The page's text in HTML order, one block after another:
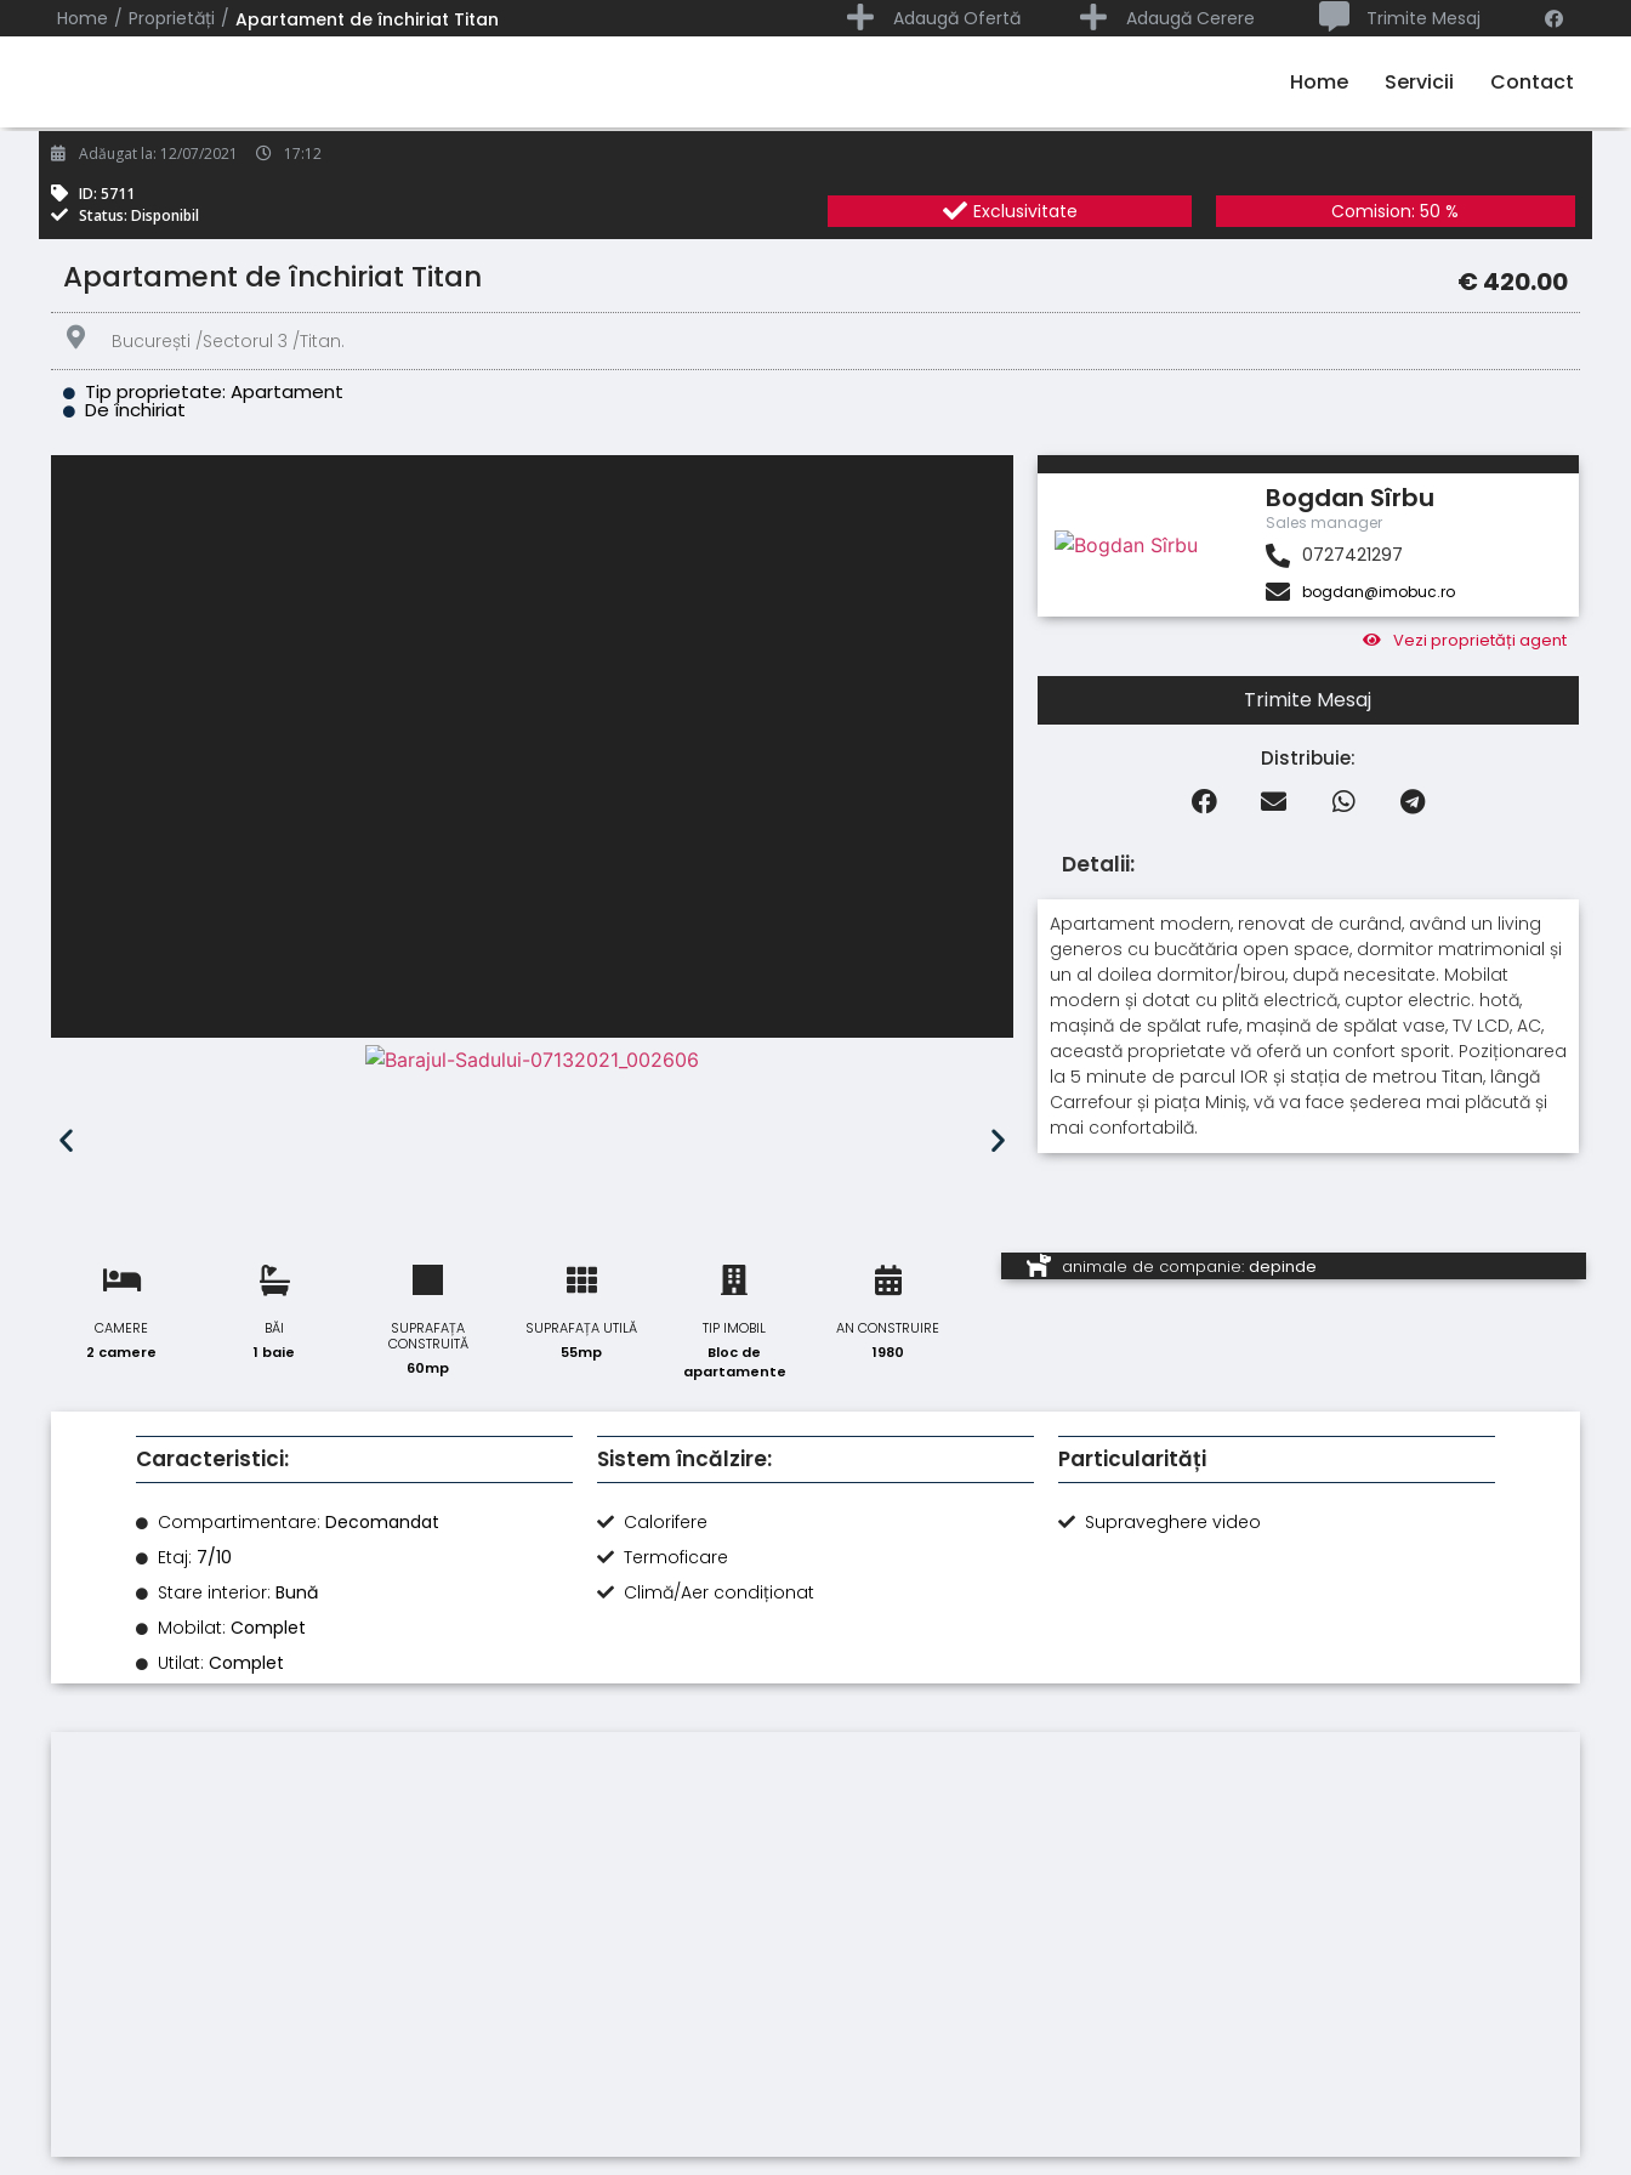
Home / Proprietăți / Apartament de închiriat Titan Adaugă Ofertă Adaugă Cerere Trimite Mesaj
Home Servicii Contact
Adăugat la: 12/07/2021
17:12
ID: 5711
Status: Disponibil
Exclusivitate Comision: 50 %
Apartament de închiriat Titan € 420.00
București /Sectorul 3 /Titan.
Tip proprietate: Apartament
De închiriat
Bogdan Sîrbu
Sales manager
0727421297
bogdan@imobuc.ro
Vezi proprietăți agent
Trimite Mesaj
Distribuie:
Detalii:
Apartament modern, renovat de curând, având un living
generos cu bucătăria open space, dormitor matrimonial și
un al doilea dormitor/birou, după necesitate. Mobilat
modern și dotat cu plită electrică, cuptor electric. hotă,
mașină de spălat rufe, mașină de spălat vase, TV LCD, AC,
această proprietate vă oferă un confort sporit. Poziționarea
la 5 minute de parcul IOR și stația de metrou Titan, lângă
Carrefour și piața Miniș, vă va face șederea mai plăcută și
mai confortabilă.
CAMERE
2 camere
BĂI
1 baie
SUPRAFAȚA
CONSTRUITĂ
60mp
SUPRAFAȚA UTILĂ
55mp
TIP IMOBIL
Bloc de
apartamente
AN CONSTRUIRE
1980
animale de companie: depinde
Caracteristici:
Compartimentare: Decomandat
Etaj: 7/10
Stare interior: Bună
Mobilat: Complet
Utilat: Complet
Sistem încălzire:
Calorifere
Termoficare
Climă/Aer condiționat
Particularități
Supraveghere video